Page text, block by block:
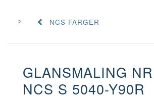
NCS FARGER
GLANSMALING
NCS S 5040-Y90R